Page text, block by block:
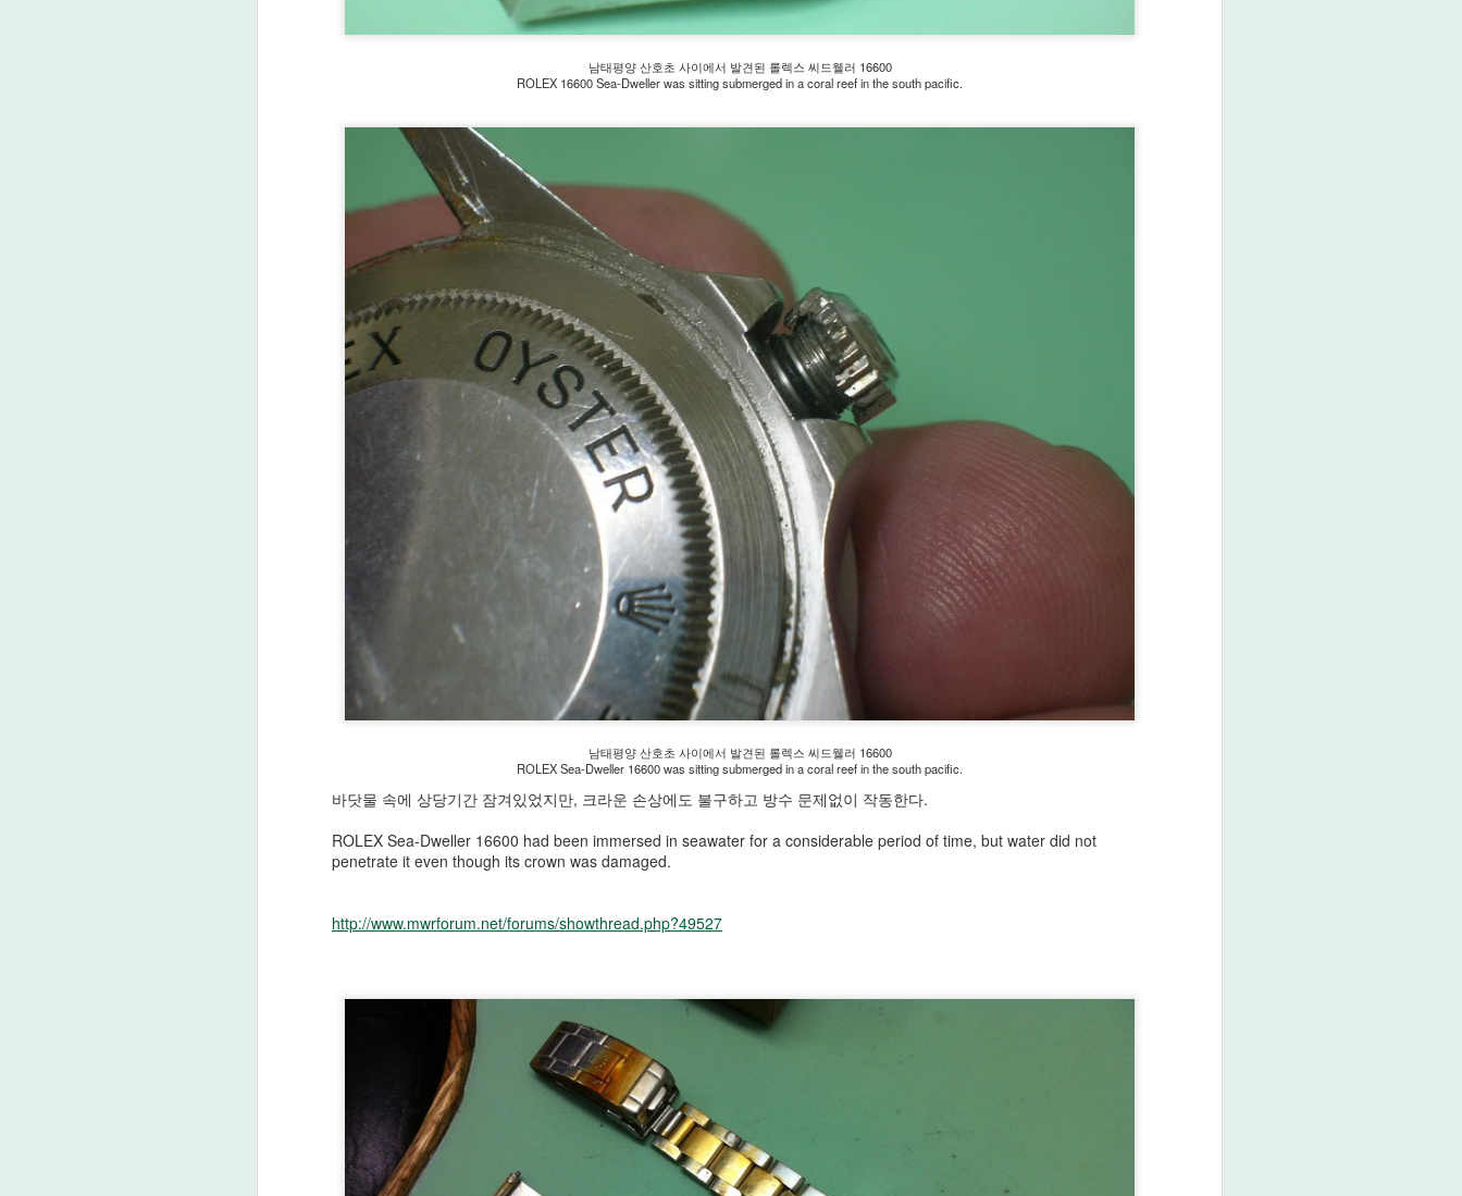
남태평양 산호초 사이에서 발견된 롤렉스 씨드웰러 16600
ROLEX 16600 Sea-Dweller was sitting submerged in a coral reef in the south pacific.
남태평양 산호초 사이에서 발견된 롤렉스 씨드웰러 16600
ROLEX Sea-Dweller 16600 was sitting submerged in a coral reef in the south pacific.
바닷물 속에 상당기간 잠겨있었지만, 크라운 손상에도 불구하고 방수 문제없이 작동한다.
ROLEX Sea-Dweller 16600 had been immersed in seawater for a considerable period of time, but water did not
penetrate it even though its crown was damaged.
http://www.mwrforum.net/forums/showthread.php?49527
ROLEX - 일본 롤렉스
시계 프리미엄 가격 순
위 2020년 3월 Top 10
ROLEX Watches at a
Premium Price in
Japan in March 2020
가격을 비교하여 프리미엄을 계산
Premiums are calculated by
comparing the list prices with the
market prices for ROLEX watches
5
ROLEX - 일본 롤렉스
시계 프리미엄 가격 순
위 2020년 2월 Top 10
ROLEX Watches at a
Premium Price in
Japan in February
2020
일본 로렉스 시계 정가와 병행수입
가격을 비교하여 프리미엄을 계산
하였다.
Premiums are calculated by
comparing the list prices with the
market prices for ROLEX watches
in Japan.
JAN
ROLEX - 일본 롤렉스
시계 프리미엄 가격 순
위 2020년 1월 Top 10
ROLEX Watches at a
Premium Price in
Japan in January 2020
일본 로렉스 시계 정가와 병행수입
가격을 비교하여 프리미엄을 계산
하였다.
Premiums are calculated by
comparing the list prices with the
market prices for ROLEX watches
in Japan.
Japan in January 2020
되팔이 억제를 위하여, 2020년 1월
1일 정식가격이 전세계적으로 최
대 6% 정도 인상되었다. 인상률은
시장의 프리미엄이 고려된 듯 모델
별로 차이가 있다.
프리미엄인 모델들은 인상되지 않
ROLEX - 일본 롤렉스 시계 프리미엄 가격 순위 2019
년 12월 Top 10 ROLEX Watches at a Premium Price
in Japan in December 2019
일본 로렉스 시계 정가와 병행수입가격을 비교하여 프리미엄을 계산하였
Premiums are calculated by comparing the list prices with the market
prices for ROLEX watches in Japan.
ROLEX - 일본 롤렉스 시계 프리미엄 가격 순위 2019
in Japan in November 2019
일본 로렉스 시계 정가와 병행수입가격을 비교하여 프리미엄을 계산하였
다.
Premiums are calculated by comparing the list prices with the market
prices for ROLEX watches in Japan.
in Japan in October 2019
일본 로렉스 시계 정가와 병행수입가격을 비교하여 프리미엄을 계산하였
Premiums are calculated by comparing the list prices with the market
prices for ROLEX watches in Japan.